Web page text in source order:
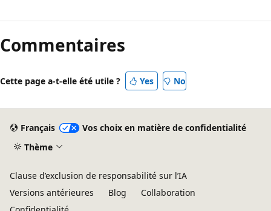
Mode
lecture
désactivé
Commentaires
Cette page a-t-elle été utile ? Yes No
Français
Vos choix en matière de confidentialité
Thème
Clause d’exclusion de responsabilité sur l’IA
Versions antérieures
Blog
Collaboration